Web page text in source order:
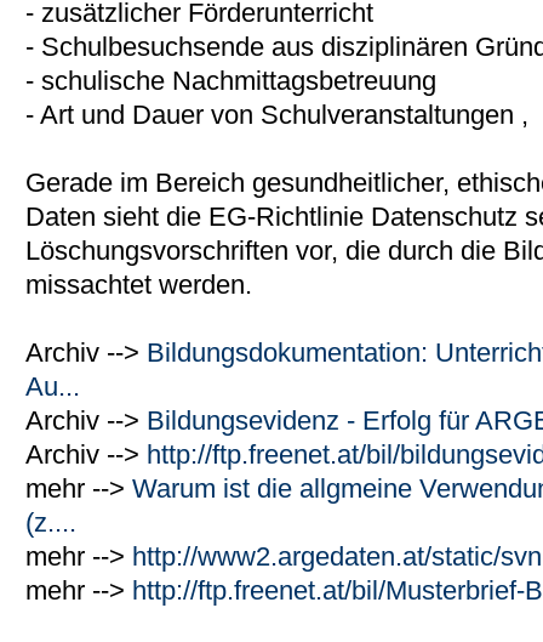
- zusätzlicher Förderunterricht
- Schulbesuchsende aus disziplinären
- schulische Nachmittagsbetreuung
- Art und Dauer von Schulveranstaltungen ,
Gerade im Bereich gesundheitlicher,
Daten sieht die EG-Richtlinie Datenschutz
Löschungsvorschriften vor, die durch die
missachtet werden.
Archiv --> Bildungsdokumentation:
Au...
Archiv --> Bildungsevidenz - Erfolg für
Archiv --> http://ftp.freenet.at/bil/
mehr --> Warum ist die allgmeine
(z....
mehr --> http://www2.argedaten.at/static/
mehr --> http://ftp.freenet.at/bil/Musterbrief-